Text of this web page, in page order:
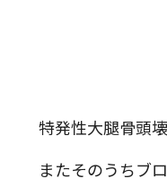
特発性大腿骨頭
またそのうちブ